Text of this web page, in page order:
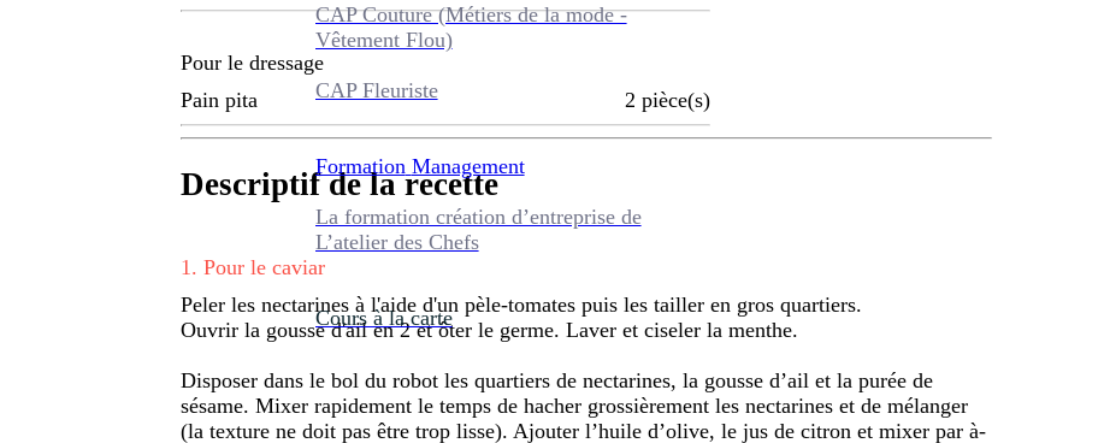
CAP Couture (Métiers de la mode -
Vêtement Flou)
CAP Fleuriste
Formation Management
La formation création d’entreprise de
L’atelier des Chefs
Cours à la carte
Pour le dressage
Pain pita
2 pièce(s)
Descriptif de la recette
1 . Pour le caviar
Peler les nectarines à l'aide d'un pèle-tomates puis les tailler en gros quartiers.
Ouvrir la gousse d'ail en 2 et ôter le germe. Laver et ciseler la menthe.
Disposer dans le bol du robot les quartiers de nectarines, la gousse d’ail et la purée de
sésame. Mixer rapidement le temps de hacher grossièrement les nectarines et de mélanger
(la texture ne doit pas être trop lisse). Ajouter l’huile d’olive, le jus de citron et mixer par à-